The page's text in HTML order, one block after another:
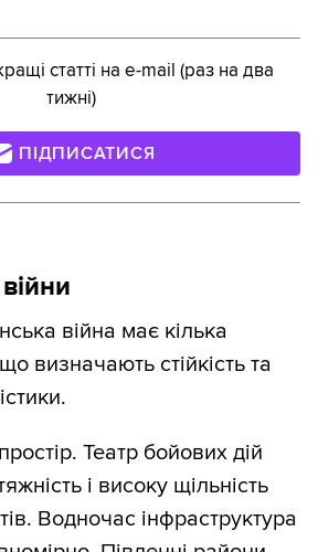
статті на e-mail (раз на два
тижні)
ПІДПИСАТИСЯ
війна має кілька
визначають стійкість та
Театр бойових дій
і високу щільність
Водночас інфраструктура